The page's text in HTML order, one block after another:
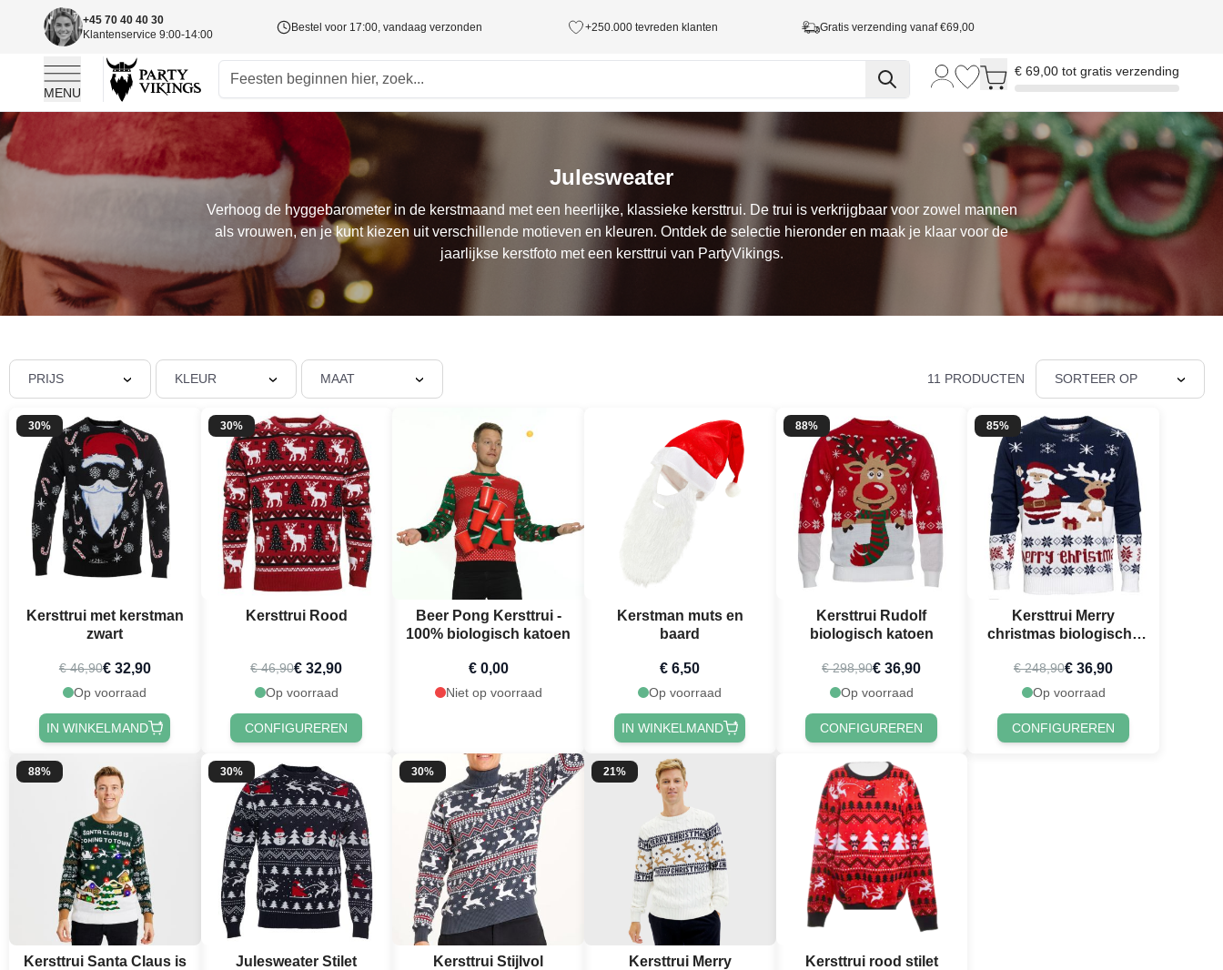
+45 70 40 40 30
Klantenservice 9:00-14:00
Bestel voor 17:00, vandaag verzonden +250.000 tevreden klanten Gratis verzending vanaf €69,00
MENU
Toggle minicart, Cart is empty
€ 69,00 tot gratis verzending
Ga naar de inhoud
Julesweater
Verhoog de hyggebarometer in de kerstmaand met een heerlijke, klassieke kersttrui. De trui is verkrijgbaar voor zowel mannen
als vrouwen, en je kunt kiezen uit verschillende motieven en kleuren. Ontdek de selectie hieronder en maak je klaar voor de
jaarlijkse kerstfoto met een kersttrui van PartyVikings.
PRIJS KLEUR MAAT 11 PRODUCTEN SORTEER OP
30%
Kersttrui met kerstman
zwart
€ 46,90€ 32,90
Op voorraad
IN WINKELMAND
30%
Kersttrui Rood
€ 46,90€ 32,90
Op voorraad
CONFIGUREREN
Beer Pong Kersttrui -
100% biologisch katoen
€ 0,00
Niet op voorraad
Kerstman muts en
baard
€ 6,50
Op voorraad
IN WINKELMAND
88%
Kersttrui Rudolf
biologisch katoen
€ 298,90€ 36,90
Op voorraad
CONFIGUREREN
85%
Kersttrui Merry
christmas biologische
€ 248,90€ 36,90
Op voorraad
CONFIGUREREN
88%
Kersttrui Santa Claus is
30%
Julesweater Stilet
30%
Kersttrui Stijlvol
21%
Kersttrui Merry
Kersttrui rood stilet